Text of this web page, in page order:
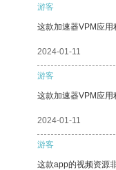
游客
这款加速器VPM应用
2024-01-11
游客
这款加速器VPM应用
2024-01-11
游客
这款app的视频资源